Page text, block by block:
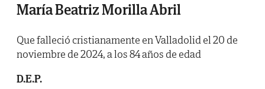
María Beatriz Morilla Abril
Que falleció cristianamente en Valladolid el 20 de
noviembre de 2024, a los 84 años de edad
D.E.P.